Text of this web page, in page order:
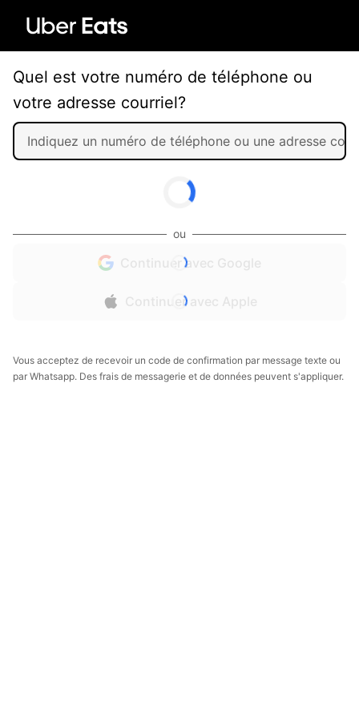
Quel est votre numéro de téléphone ou
votre adresse courriel?
ou
Continuer avec Google
Continuer avec Apple
Vous acceptez de recevoir un code de confirmation par message texte ou
par Whatsapp. Des frais de messagerie et de données peuvent s'appliquer.